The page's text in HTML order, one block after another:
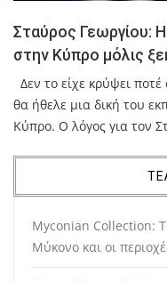
Σταύρος Γεωργίου:
στην Κύπρο μόλις
Δεν το είχε κρύψει
θα ήθελε μια δική του
Κύπρο. Ο λόγος για τον
Myconian Collection:
Μύκονο και οι